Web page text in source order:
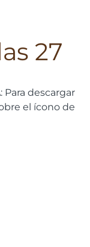
27
Para descargar
el ícono de